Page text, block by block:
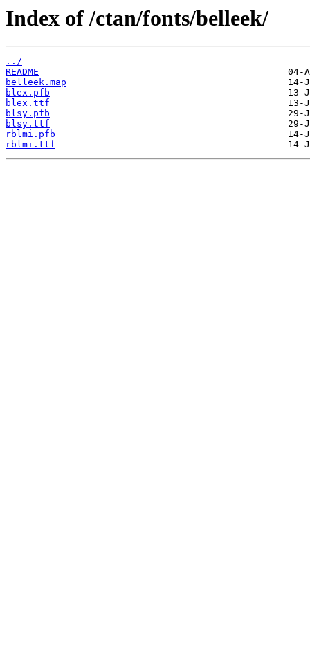
Index of /ctan/fonts/belleek/
../
README
belleek.map
blex.pfb
blex.ttf
blsy.pfb
blsy.ttf
rblmi.pfb
rblmi.ttf